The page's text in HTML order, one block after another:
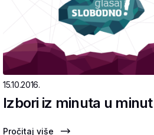
15.10.2016.
Izbori iz minuta u minut
Pročitaj više